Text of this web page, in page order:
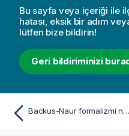
Bu sayfa veya içeriği ile
hatası, eksik bir adım
lütfen bize bildirin!
Geri bildiriminizi
Backus-Naur formalizmi nedir?